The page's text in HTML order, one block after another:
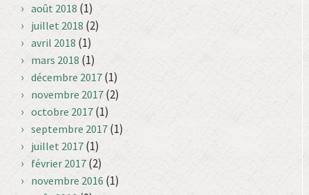
août 2018 (1)
juillet 2018 (2)
avril 2018 (1)
mars 2018 (1)
décembre 2017 (1)
novembre 2017 (2)
octobre 2017 (1)
septembre 2017 (1)
juillet 2017 (1)
février 2017 (2)
novembre 2016 (1)